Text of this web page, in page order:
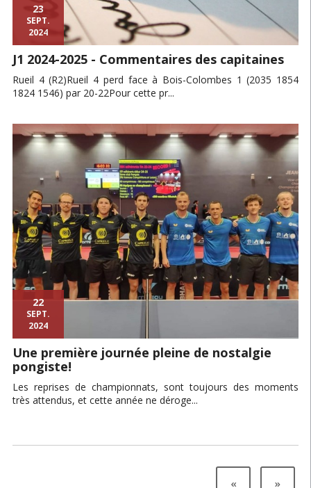
23
SEPT.
2024
J1 2024-2025 - Commentaires des capitaines
Rueil 4 (R2)Rueil 4 perd face à Bois-Colombes 1 (2035 1854
1824 1546) par 20-22Pour cette pr...
22
SEPT.
2024
Une première journée pleine de nostalgie
pongiste!
Les reprises de championnats, sont toujours des moments
très attendus, et cette année ne déroge...
« »